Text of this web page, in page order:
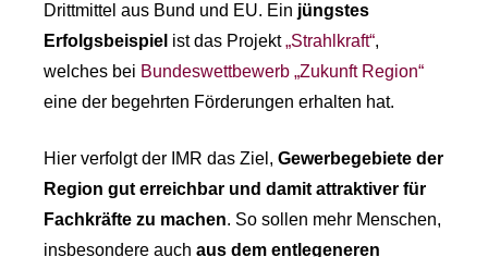
Drittmittel aus Bund und EU. Ein jüngstes
Erfolgsbeispiel ist das Projekt„Strahlkraft“,
welches bei Bundeswettbewerb „Zukunft Region“
eine der begehrten Förderungen erhalten hat.
Hier verfolgt der IMR das Ziel, Gewerbegebiete der
Region gut erreichbar und damit attraktiver für
Fachkräfte zu machen. So sollen mehr Menschen,
insbesondere auch aus dem entlegeneren